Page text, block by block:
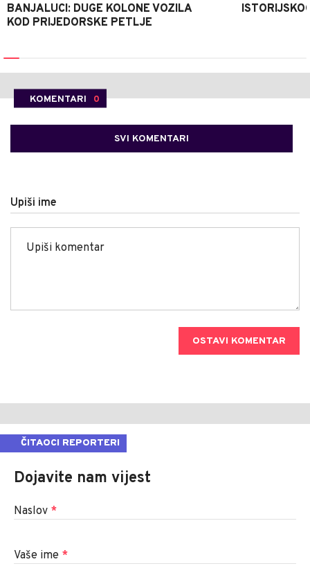
BANJALUCI: DUGE KOLONE VOZILA
KOD PRIJEDORSKE PETLJE
KOMENTARI 0
SVI KOMENTARI
Upiši ime
OSTAVI KOMENTAR
ČITAOCI REPORTERI
Dojavite nam vijest
Naslov *
Vaše ime *